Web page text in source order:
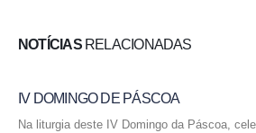
NOTÍCIASRELACIONADAS
IV DOMINGO DE PÁSCOA
Na liturgia deste IV Domingo da Páscoa,